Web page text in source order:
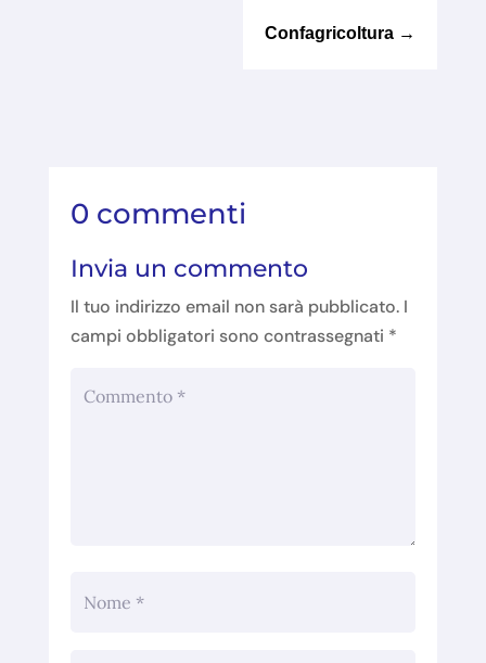
Confagricoltura →
0 commenti
Invia un commento
Il tuo indirizzo email non sarà pubblicato. I
campi obbligatori sono contrassegnati *